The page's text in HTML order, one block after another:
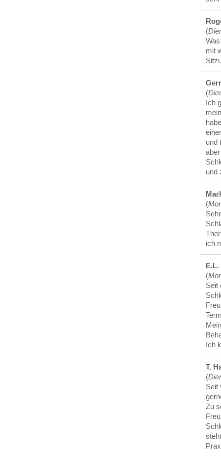
(
mit
(
Ich
und
und
(
ich
E.L.
(
Seit
Ich
T.
(
Seit
Zu